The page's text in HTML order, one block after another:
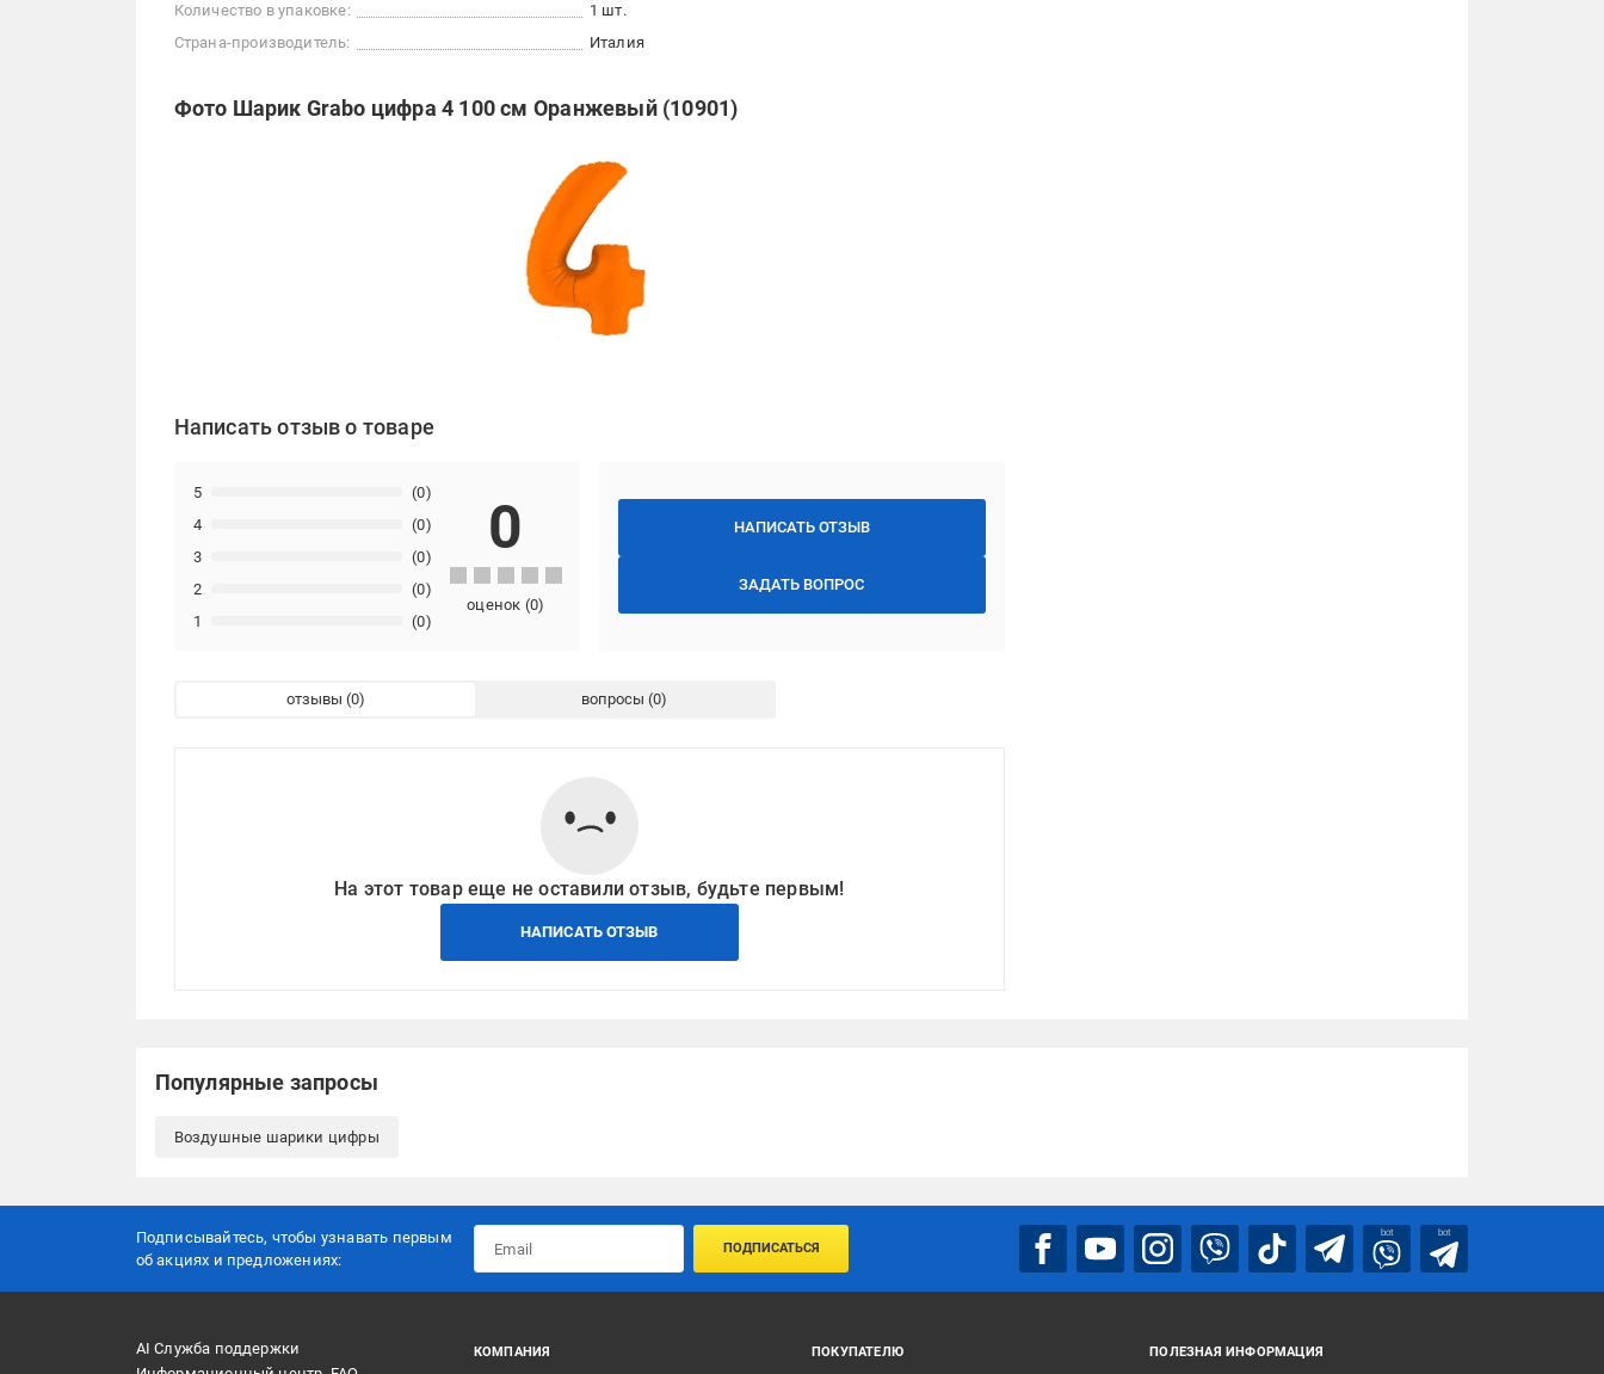
Количество в упаковке:
1 шт.
Страна-производитель:
Италия
Фото Шарик Grabo цифра 4 100 см Оранжевый (10901)
Написать отзыв о товаре
НАПИСАТЬ ОТЗЫВ
ЗАДАТЬ ВОПРОС
1 (0)
2 (0)
3 (0)
4 (0)
5 (0)
0
оценок (0)
отзывы вопросы
На этот товар еще не оставили отзыв, будьте первым!
НАПИСАТЬ ОТЗЫВ
Популярные запросы
Воздушные шарики цифры
Подписывайтесь, чтобы узнавать первым
об акцияx и предложениях:
ПОДПИСАТЬСЯ
bot bot
AI Служба поддержки
КОМПАНИЯ ПОКУПАТЕЛЮ ПОЛЕЗНАЯ ИНФОРМАЦИЯ